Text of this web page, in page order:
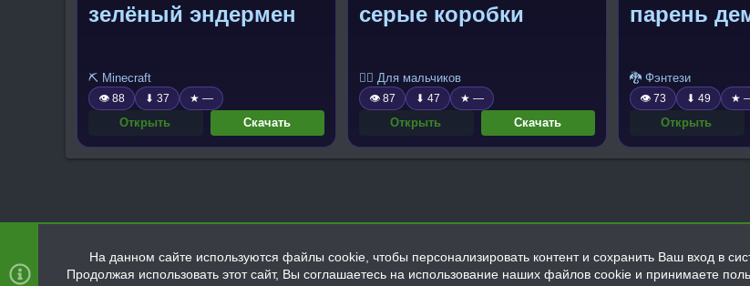
зелёный эндермен
⛏️ Minecraft
👁 88 ⬇ 37 ★ —
Открыть Скачать
серые коробки
🧍‍♂️ Для мальчиков
👁 87 ⬇ 47 ★ —
Открыть Скачать
парень
🐉 Фэнтези
👁 73 ⬇ 49 ★
Открыть
На данном сайте используются файлы cookie, чтобы персонализировать контент и сохранить Ваш вход в
Продолжая использовать этот сайт, Вы соглашаетесь на использование наших файлов cookie и принимаете